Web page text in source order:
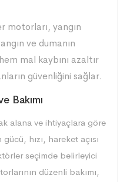
motorları, yangın
ve dumanın
mal kaybını azaltır
güvenliğini sağlar.
Bakımı
alana ve ihtiyaçlara göre
hızı, hareket açısı
seçimde belirleyici
düzenli bakımı,